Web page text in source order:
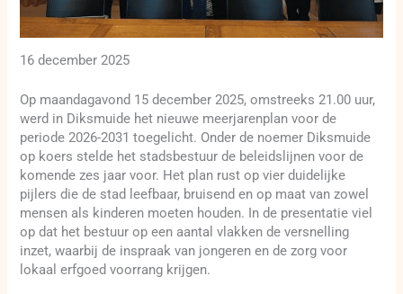
16 december 2025
Op maandagavond 15 december 2025, omstreeks 21.00 uur,
werd in Diksmuide het nieuwe meerjarenplan voor de
periode 2026-2031 toegelicht. Onder de noemer Diksmuide
op koers stelde het stadsbestuur de beleidslijnen voor de
komende zes jaar voor. Het plan rust op vier duidelijke
pijlers die de stad leefbaar, bruisend en op maat van zowel
mensen als kinderen moeten houden. In de presentatie viel
op dat het bestuur op een aantal vlakken de versnelling
inzet, waarbij de inspraak van jongeren en de zorg voor
lokaal erfgoed voorrang krijgen.